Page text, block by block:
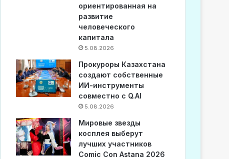
ориентированная на
развитие
человеческого
капитала
5.08.2026
Прокуроры Казахстана
создают собственные
ИИ-инструменты
совместно с Q.AI
5.08.2026
Мировые звезды
косплея выберут
лучших участников
Comic Con Astana 2026